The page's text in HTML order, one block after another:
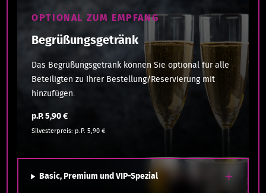
OPTIONAL ZUM EMPFANG
Begrüßungsgetränk
Das Begrüßungsgetränk können Sie optional für alle
Beteiligten zu Ihrer Bestellung/Reservierung mit
hinzufügen.
p.P. 5,90 €
Silvesterpreis: p.P. 5,90 €
Basic, Premium und VIP-Spezial